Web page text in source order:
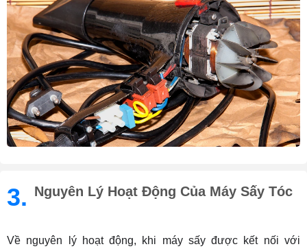
3. Nguyên Lý Hoạt Động Của Máy Sấy Tóc
Về nguyên lý hoạt động, khi máy sấy được kết nối với